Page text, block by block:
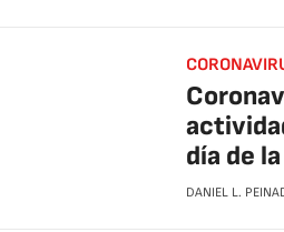
día de
DANIEL L.